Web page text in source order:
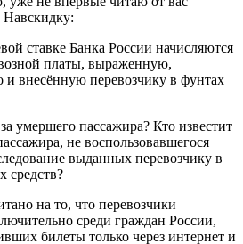
ставке Банка России начисляются
платы, выраженную,
и внесённую перевозчику в фунтах
умершего пассажира? Кто известит
не воспользовавшегося
выданных перевозчику в
средств?
на то, что перевозчики
среди граждан России,
билеты только через интернет и